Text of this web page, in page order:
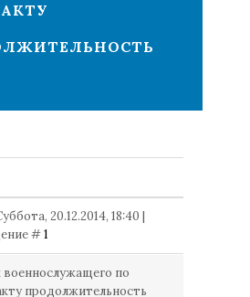
20.12.2014, 18:40 |
#1
военнослужащего по
продолжительность